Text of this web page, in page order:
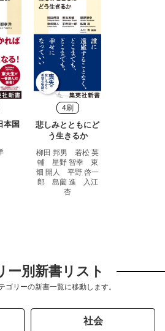
本国
4刷
悲しみとともにど
う生きるか
柳田 邦男 若松 英
輔 星野 智幸 東
畑 開人 平野 啓一
郎 島薗 進 入江
杏
ー別新書リスト
ゴリーの新書一覧に移動します。
社会